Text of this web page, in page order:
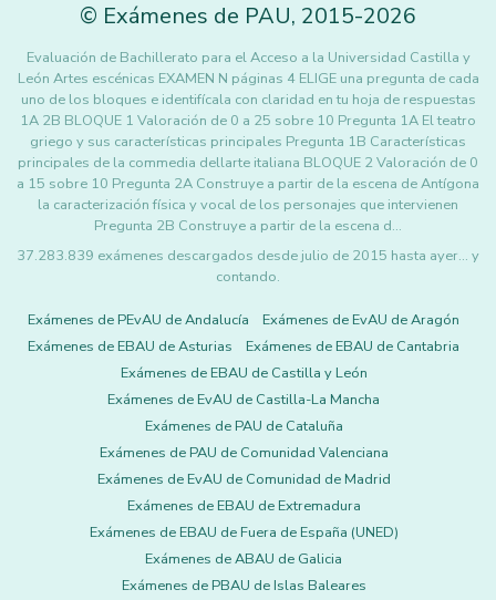
© Exámenes de PAU, 2015-2026
Evaluación de Bachillerato para el Acceso a la Universidad Castilla y
León Artes escénicas EXAMEN N páginas 4 ELIGE una pregunta de cada
uno de los bloques e identifícala con claridad en tu hoja de respuestas
1A 2B BLOQUE 1 Valoración de 0 a 25 sobre 10 Pregunta 1A El teatro
griego y sus características principales Pregunta 1B Características
principales de la commedia dellarte italiana BLOQUE 2 Valoración de 0
a 15 sobre 10 Pregunta 2A Construye a partir de la escena de Antígona
la caracterización física y vocal de los personajes que intervienen
Pregunta 2B Construye a partir de la escena d…
37.283.839 exámenes descargados desde julio de 2015 hasta ayer... y
contando.
Exámenes de PEvAU de Andalucía
Exámenes de EvAU de Aragón
Exámenes de EBAU de Asturias
Exámenes de EBAU de Cantabria
Exámenes de EBAU de Castilla y León
Exámenes de EvAU de Castilla-La Mancha
Exámenes de PAU de Cataluña
Exámenes de PAU de Comunidad Valenciana
Exámenes de EvAU de Comunidad de Madrid
Exámenes de EBAU de Extremadura
Exámenes de EBAU de Fuera de España (UNED)
Exámenes de ABAU de Galicia
Exámenes de PBAU de Islas Baleares